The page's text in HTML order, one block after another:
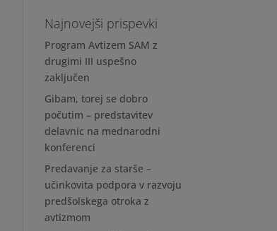
Najnovejši prispevki
Program Avtizem SAM z
drugimi III uspešno
zaključen
Gibam, torej se dobro
počutim – predstavitev
delavnic na mednarodni
konferenci
Predavanje za starše –
učinkovita podpora v razvoju
predšolskega otroka z
avtizmom